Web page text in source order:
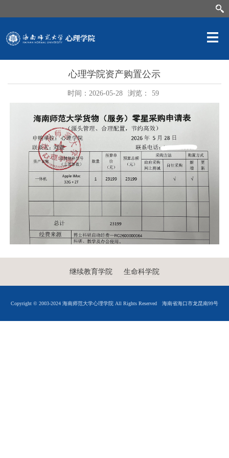
心理学院资产购置公示
时间：2026-05-28 浏览： 59
继续教育学院 生命科学院
Copyright © 2003-2024 海南师范大学心理学院 All Rights Reserved 海南省海口市龙昆南99号